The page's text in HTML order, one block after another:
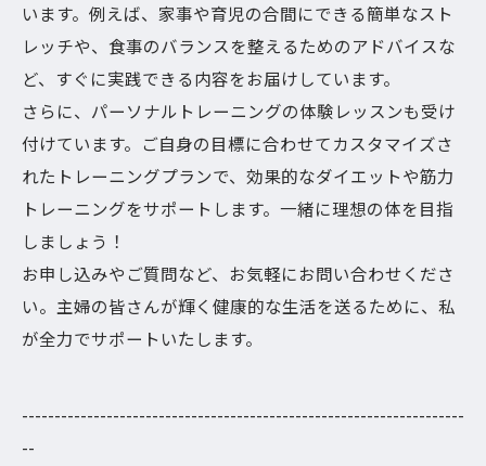
います。例えば、家事や育児の合間にできる簡単なスト
レッチや、食事のバランスを整えるためのアドバイスな
ど、すぐに実践できる内容をお届けしています。
さらに、パーソナルトレーニングの体験レッスンも受け
付けています。ご自身の目標に合わせてカスタマイズさ
れたトレーニングプランで、効果的なダイエットや筋力
トレーニングをサポートします。一緒に理想の体を目指
しましょう！
お申し込みやご質問など、お気軽にお問い合わせくださ
い。主婦の皆さんが輝く健康的な生活を送るために、私
が全力でサポートいたします。
--------------------------------------------------------------------
--